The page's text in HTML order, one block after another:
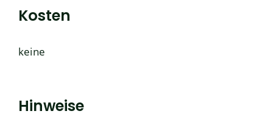
Kosten
keine
Hinweise